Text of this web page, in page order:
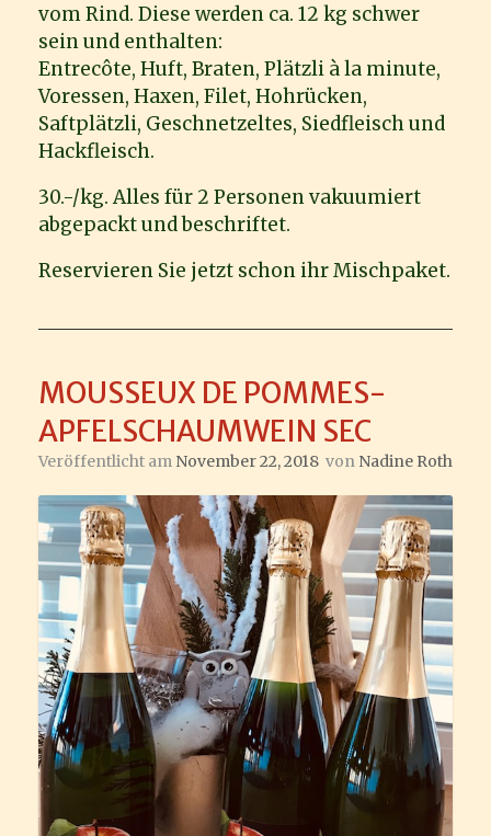
vom Rind. Diese werden ca. 12 kg schwer
sein und enthalten:
Entrecôte, Huft, Braten, Plätzli à la minute,
Voressen, Haxen, Filet, Hohrücken,
Saftplätzli, Geschnetzeltes, Siedfleisch und
Hackfleisch.
30.-/kg. Alles für 2 Personen vakuumiert
abgepackt und beschriftet.
Reservieren Sie jetzt schon ihr Mischpaket.
MOUSSEUX DE POMMES-
APFELSCHAUMWEIN SEC
Veröffentlicht am November 22, 2018 von Nadine Roth